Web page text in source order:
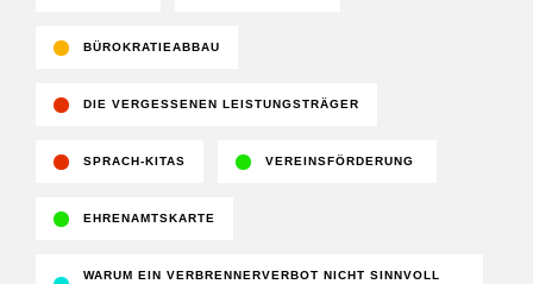
BÜROKRATIEABBAU
DIE VERGESSENEN LEISTUNGSTRÄGER
SPRACH-KITAS VEREINSFÖRDERUNG
EHRENAMTSKARTE
WARUM EIN VERBRENNERVERBOT NICHT SINNVOLL